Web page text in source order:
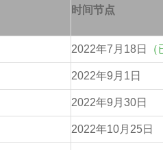
时间节点
2022年7月18日
2022年9月1日
2022年9月30日
2022年10月25日